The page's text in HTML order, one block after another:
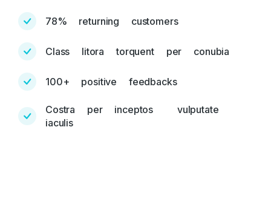
78% returning customers
Class litora torquent per conubia
100+ positive feedbacks
Costra per inceptos vulputate
iaculis